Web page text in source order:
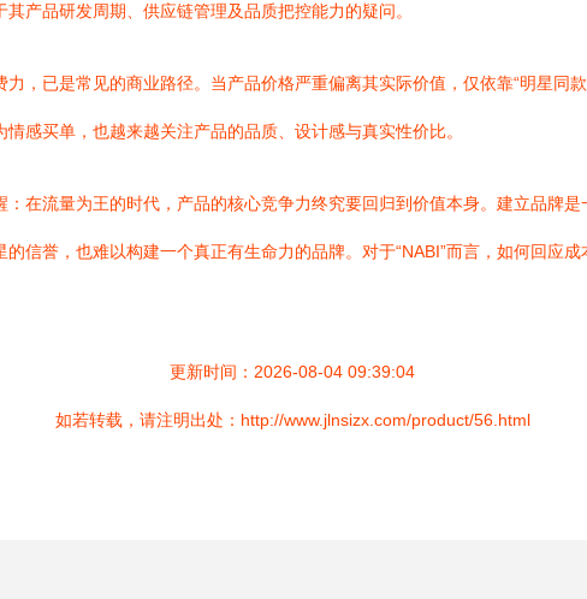
产品研发周期、供应链管理及品质把控能力的疑问。
，已是常见的商业路径。当产品价格严重偏离其实际价值，仅依靠“明星同
感买单，也越来越关注产品的品质、设计感与真实性价比。
在流量为王的时代，产品的核心竞争力终究要回归到价值本身。建立品牌
信誉，也难以构建一个真正有生命力的品牌。对于“NABI”而言，如何回应
更新时间：2026-08-04 09:39:04
如若转载，请注明出处：http://www.jlnsizx.com/product/56.html